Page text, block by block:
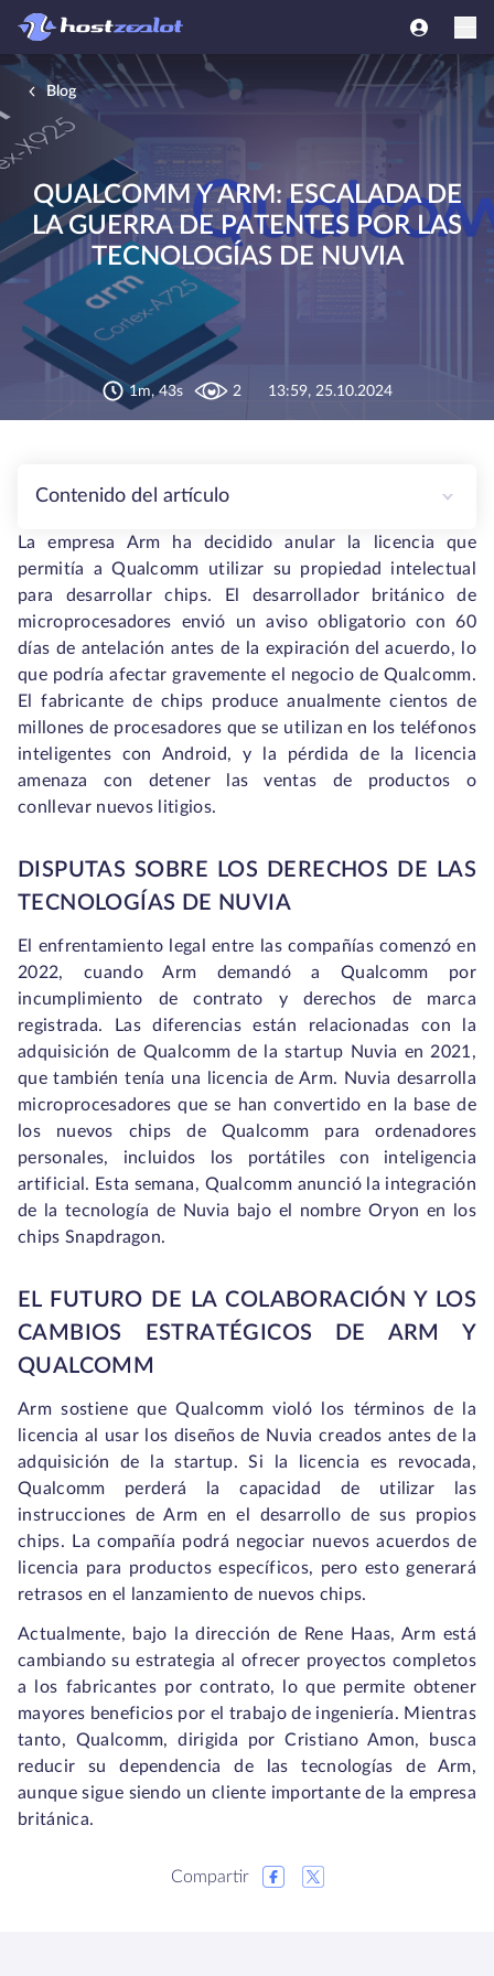
Blog
QUALCOMM Y ARM: ESCALADA DE
LA GUERRA DE PATENTES POR LAS
TECNOLOGÍAS DE NUVIA
1m, 43s 2 13:59, 25.10.2024
Contenido del artículo
La empresa Arm ha decidido anular la licencia que
permitía a Qualcomm utilizar su propiedad intelectual
para desarrollar chips. El desarrollador británico de
microprocesadores envió un aviso obligatorio con 60
días de antelación antes de la expiración del acuerdo, lo
que podría afectar gravemente el negocio de Qualcomm.
El fabricante de chips produce anualmente cientos de
millones de procesadores que se utilizan en los teléfonos
inteligentes con Android, y la pérdida de la licencia
amenaza con detener las ventas de productos o
conllevar nuevos litigios.
DISPUTAS SOBRE LOS DERECHOS DE LAS
TECNOLOGÍAS DE NUVIA
El enfrentamiento legal entre las compañías comenzó en
2022, cuando Arm demandó a Qualcomm por
incumplimiento de contrato y derechos de marca
registrada. Las diferencias están relacionadas con la
adquisición de Qualcomm de la startup Nuvia en 2021,
que también tenía una licencia de Arm. Nuvia desarrolla
microprocesadores que se han convertido en la base de
los nuevos chips de Qualcomm para ordenadores
personales, incluidos los portátiles con inteligencia
artificial. Esta semana, Qualcomm anunció la integración
de la tecnología de Nuvia bajo el nombre Oryon en los
chips Snapdragon.
EL FUTURO DE LA COLABORACIÓN Y LOS
CAMBIOS ESTRATÉGICOS DE ARM Y
QUALCOMM
Arm sostiene que Qualcomm violó los términos de la
licencia al usar los diseños de Nuvia creados antes de la
adquisición de la startup. Si la licencia es revocada,
Qualcomm perderá la capacidad de utilizar las
instrucciones de Arm en el desarrollo de sus propios
chips. La compañía podrá negociar nuevos acuerdos de
licencia para productos específicos, pero esto generará
retrasos en el lanzamiento de nuevos chips.
Actualmente, bajo la dirección de Rene Haas, Arm está
cambiando su estrategia al ofrecer proyectos completos
a los fabricantes por contrato, lo que permite obtener
mayores beneficios por el trabajo de ingeniería. Mientras
tanto, Qualcomm, dirigida por Cristiano Amon, busca
reducir su dependencia de las tecnologías de Arm,
aunque sigue siendo un cliente importante de la empresa
británica.
Compartir